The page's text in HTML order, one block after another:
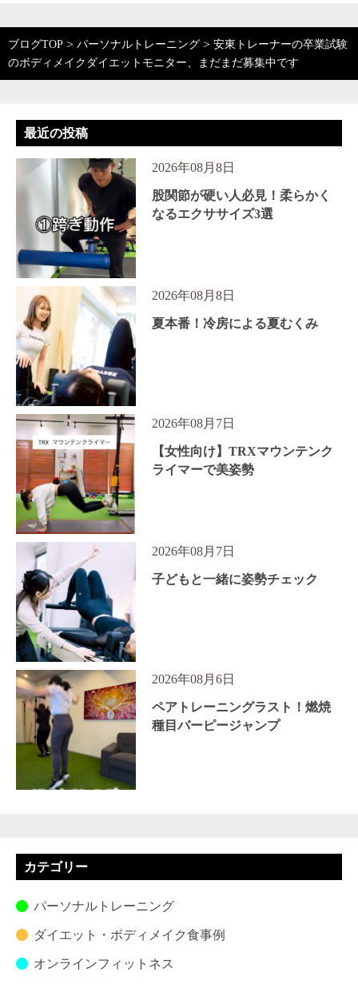
ブログTOP > パーソナルトレーニング > 安東トレーナーの卒業試験
のボディメイクダイエットモニター、まだまだ募集中です
最近の投稿
2026年08月8日
股関節が硬い人必見！柔らかく
なるエクササイズ3選
2026年08月8日
夏本番！冷房による夏むくみ
2026年08月7日
【女性向け】TRXマウンテンク
ライマーで美姿勢
2026年08月7日
子どもと一緒に姿勢チェック
2026年08月6日
ペアトレーニングラスト！燃焼
種目バーピージャンプ
カテゴリー
パーソナルトレーニング
ダイエット・ボディメイク食事例
オンラインフィットネス